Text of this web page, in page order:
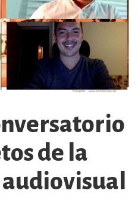
de la